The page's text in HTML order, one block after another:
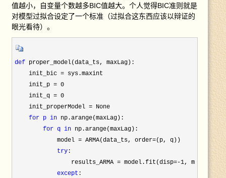
值越小，自变量个数越多BIC值越大。个人觉得BIC准则就是
对模型过拟合设定了一个标准（过拟合这东西应该以辩证的
眼光看待）。
def proper_model(data_ts, maxLag):
    init_bic =
sys.maxint
    init_p =
0
    init_q =
0
    init_properModel =
None
for p in np.arange(maxLag):
for q in np.arange(maxLag):
            model = ARMA(data_ts, order=
(p, q))
try :
                results_ARMA = model.fit(disp=-1, method=
except :